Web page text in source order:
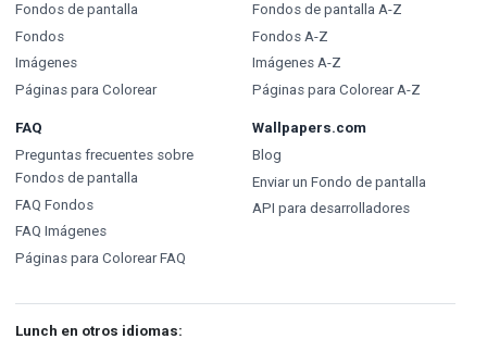
Fondos de pantalla
Fondos
Imágenes
Páginas para Colorear
Fondos de pantalla A-Z
Fondos A-Z
Imágenes A-Z
Páginas para Colorear A-Z
FAQ
Preguntas frecuentes sobre
Fondos de pantalla
FAQ Fondos
FAQ Imágenes
Páginas para Colorear FAQ
Wallpapers.com
Blog
Enviar un Fondo de pantalla
API para desarrolladores
Lunch en otros idiomas: